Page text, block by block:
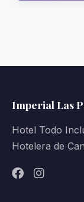
Imperial Las
Hotel Todo
Hotelera de